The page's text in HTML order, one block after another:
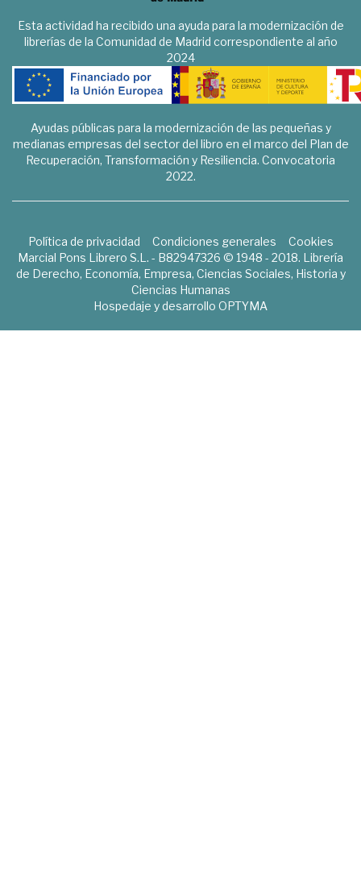
Esta actividad ha recibido una ayuda para la modernización de
librerías de la Comunidad de Madrid correspondiente al año
2024
Ayudas públicas para la modernización de las pequeñas y
medianas empresas del sector del libro en el marco del Plan de
Recuperación, Transformación y Resiliencia. Convocatoria
2022.
Política de privacidad Condiciones generales
Cookies
Marcial Pons Librero S.L. - B82947326 © 1948 - 2018. Librería
de Derecho, Economía, Empresa, Ciencias Sociales, Historia y
Ciencias Humanas
Hospedaje y desarrollo OPTYMA